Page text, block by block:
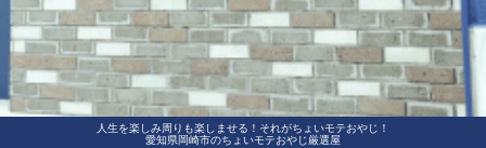
人生を楽しみ周りも楽しませる！それがちょいモテおやじ！
愛知県岡崎市のちょいモテおやじ厳選屋